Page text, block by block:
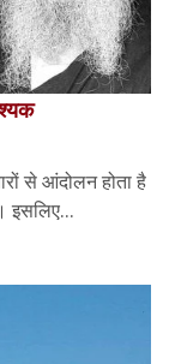
से आंदोलन होता है
इसलिए...